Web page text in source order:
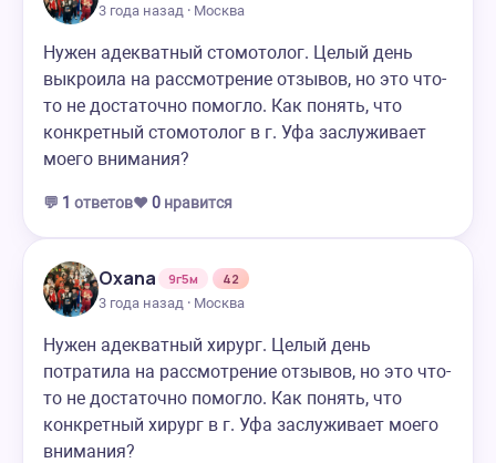
3 года назад · Москва
Нужен адекватный стомотолог. Целый день
выкроила на рассмотрение отзывов, но это что-
то не достаточно помогло. Как понять, что
конкретный стомотолог в г. Уфа заслуживает
моего внимания?
💬 1 ответов❤️ 0 нравится
Oxana 9г5м
42
3 года назад · Москва
Нужен адекватный хирург. Целый день
потратила на рассмотрение отзывов, но это что-
то не достаточно помогло. Как понять, что
конкретный хирург в г. Уфа заслуживает моего
внимания?